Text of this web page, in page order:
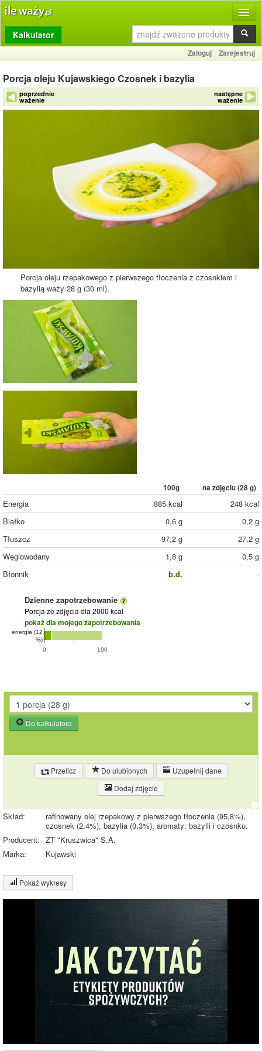
Produkty
Dziennik
Przelicznik
Porównywarka
O stronie
Kalkulator
Zaloguj Zarejestruj
Porcja oleju Kujawskiego Czosnek i bazylia
poprzednie
ważenie
następne
ważenie
Porcja oleju rzepakowego z pierwszego tłoczenia z czosnkiem i
bazylią waży 28 g (30 ml).
100g na zdjęciu (28 g)
Energia 885 kcal
248 kcal
Białko
0,6 g
0,2 g
Tłuszcz
97,2 g
27,2 g
Węglowodany
1,8 g
0,5 g
Błonnik
b.d. -
Dzienne zapotrzebowanie
Porcja ze zdjęcia dla 2000 kcal
pokaż dla mojego zapotrzebowania
0 100
energia (12
%)
Do kalkulatora
Przelicz Do ulubionych
Uzupełnij dane
Dodaj zdjęcie
Skład:
rafinowany olej rzepakowy z pierwszego tłoczenia (95,8%),
czosnek (2,4%), bazylia (0,3%), aromaty: bazylii i czosnku.
Producent: ZT "Kruszwica" S.A.
Marka:
Kujawski
Pokaż wykresy
Wykres składu produktu